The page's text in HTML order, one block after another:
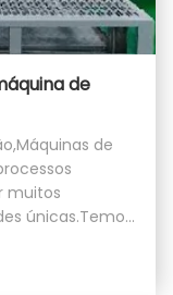
de
de
muitos
únicas.Temos